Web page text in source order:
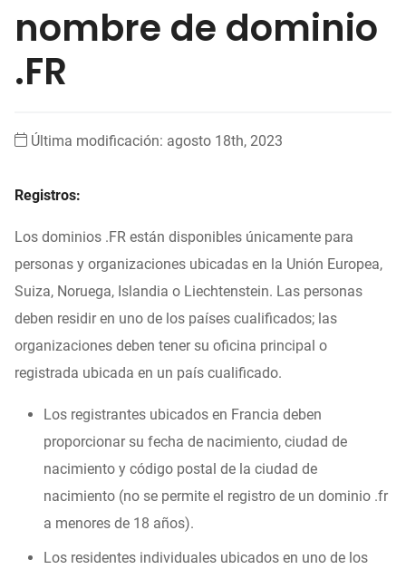
nombre de dominio
.FR
Última modificación: agosto 18th, 2023
Registros:
Los dominios .FR están disponibles únicamente para
personas y organizaciones ubicadas en la Unión Europea,
Suiza, Noruega, Islandia o Liechtenstein. Las personas
deben residir en uno de los países cualificados; las
organizaciones deben tener su oficina principal o
registrada ubicada en un país cualificado.
Los registrantes ubicados en Francia deben
proporcionar su fecha de nacimiento, ciudad de
nacimiento y código postal de la ciudad de
nacimiento (no se permite el registro de un dominio .fr
a menores de 18 años).
Los residentes individuales ubicados en uno de los